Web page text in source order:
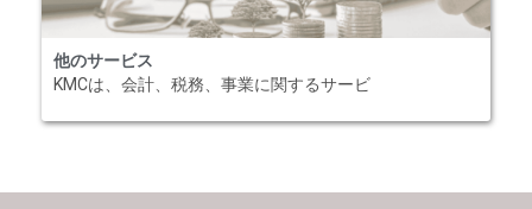
他のサービス
KMCは、会計、税務、事業に関するサービ